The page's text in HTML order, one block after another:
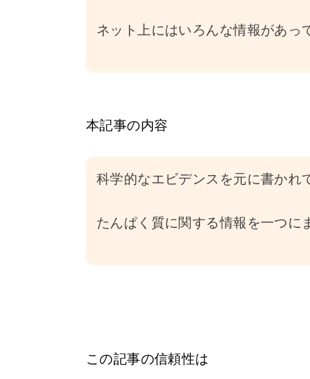
ネット上にはいろんな情報があっ
本記事の内容
科学的なエビデンスを元に書かれ
たんぱく質に関する情報を一つに
この記事の信頼性は